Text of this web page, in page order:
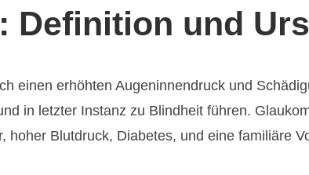
Definition und
einen erhöhten Augeninnendruck und
in letzter Instanz zu Blindheit führen.
hoher Blutdruck, Diabetes, und eine familiäre